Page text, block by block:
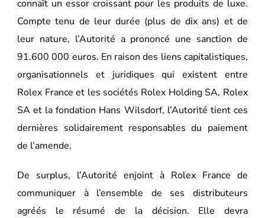
connaît un essor croissant pour les produits de luxe.
Compte tenu de leur durée (plus de dix ans) et de
leur nature, l’Autorité a prononcé une sanction de
91.600 000 euros. En raison des liens capitalistiques,
organisationnels et juridiques qui existent entre
Rolex France et les sociétés Rolex Holding SA, Rolex
SA et la fondation Hans Wilsdorf, l’Autorité tient ces
dernières solidairement responsables du paiement
de l’amende.
De surplus, l’Autorité enjoint à Rolex France de
communiquer à l’ensemble de ses distributeurs
agréés le résumé de la décision. Elle devra